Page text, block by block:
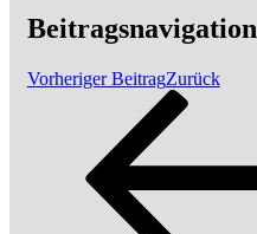
Beitragsnavigation
Vorheriger BeitragZurück